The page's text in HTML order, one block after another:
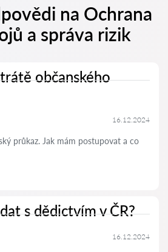
na Ochrana
a správa rizik
občanského
16.12.2024
průkaz. Jak mám postupovat a co
s dědictvím v ČR?
16.12.2024